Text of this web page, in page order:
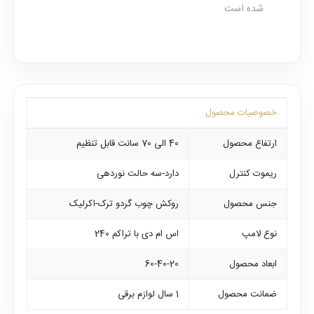
شده است
خصوصیات محصول
ارتفاع محصول
40 الی 70 سانت قابل تنظیم
ریموت کنترل
دارد-سه حالت نوردهی
جنس محصول
روکش چوب گردو ترک-اکرلیک
نوع لامپ
اس ام دی با تراکم 240
ابعاد محصول
60-40-20
ضمانت محصول
1 سال لوازم برقی